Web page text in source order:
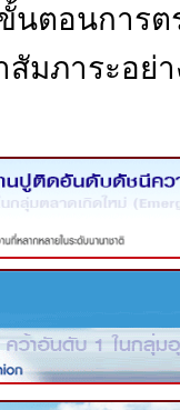
ตอนการต
มภาระอย่า